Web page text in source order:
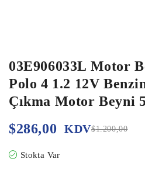
03E906033L Motor
Polo 4 1.2 12V
Çıkma Motor Beyni
$1.200,00
$286,00 KDV
Stokta Var